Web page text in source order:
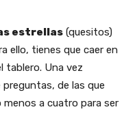
estrellas (quesitos)
ello, tienes que caer en
tablero. Una vez
de las que
a cuatro para ser